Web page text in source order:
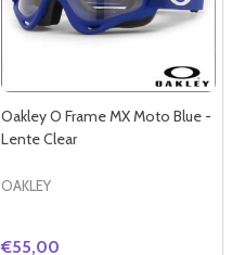
Oakley O Frame MX Moto Blue -
Lente Clear
OAKLEY
€55,00